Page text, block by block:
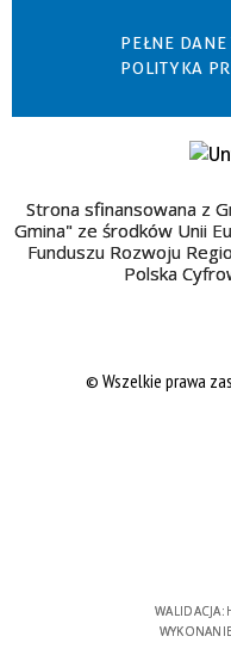
PEŁNE DANE
POLITYKA
Strona sfinansowana z
Gmina" ze środków Unii
Funduszu Rozwoju
Polska
© Wszelkie prawa
WALIDACJA:
WYKONANIE